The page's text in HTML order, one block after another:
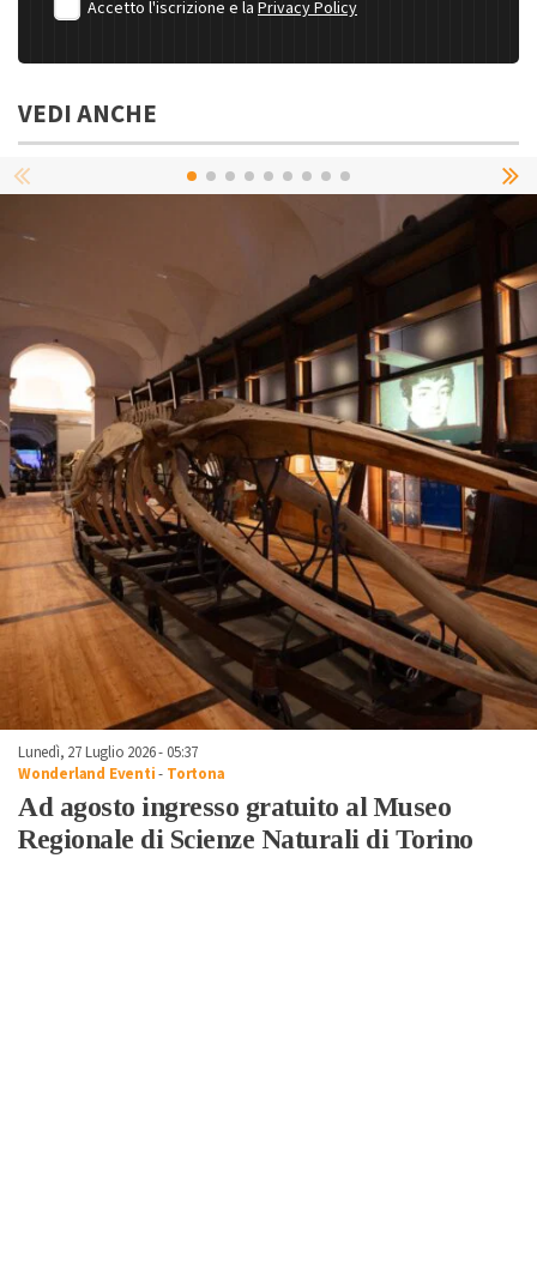
Accetto l'iscrizione e la Privacy Policy
VEDI ANCHE
Lunedì, 27 Luglio 2026 - 05:37
Wonderland Eventi- Tortona
Ad agosto ingresso gratuito al Museo
Regionale di Scienze Naturali di Torino